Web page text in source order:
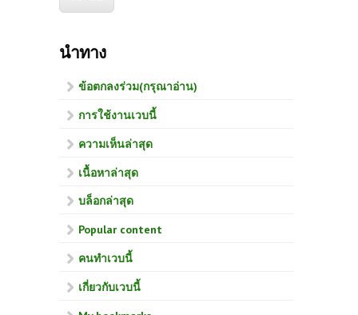
นำทาง
ข้อตกลงร่วม(กรุณาอ่าน)
การใช้งานเวบนี้
ความเห็นล่าสุด
เนื้อหาล่าสุด
บล็อกล่าสุด
Popular content
คนทำเวบนี้
เกี่ยวกับเวบนี้